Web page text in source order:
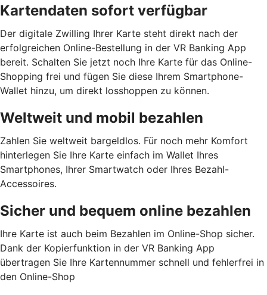
Kartendaten sofort verfügbar
Der digitale Zwilling Ihrer Karte steht direkt nach der
erfolgreichen Online-Bestellung in der VR Banking App
bereit. Schalten Sie jetzt noch Ihre Karte für das Online-
Shopping frei und fügen Sie diese Ihrem Smartphone-
Wallet hinzu, um direkt losshoppen zu können.
Weltweit und mobil bezahlen
Zahlen Sie weltweit bargeldlos. Für noch mehr Komfort
hinterlegen Sie Ihre Karte einfach im Wallet Ihres
Smartphones, Ihrer Smartwatch oder Ihres Bezahl-
Accessoires.
Sicher und bequem online bezahlen
Ihre Karte ist auch beim Bezahlen im Online-Shop sicher.
Dank der Kopierfunktion in der VR Banking App
übertragen Sie Ihre Kartennummer schnell und fehlerfrei in
den Online-Shop